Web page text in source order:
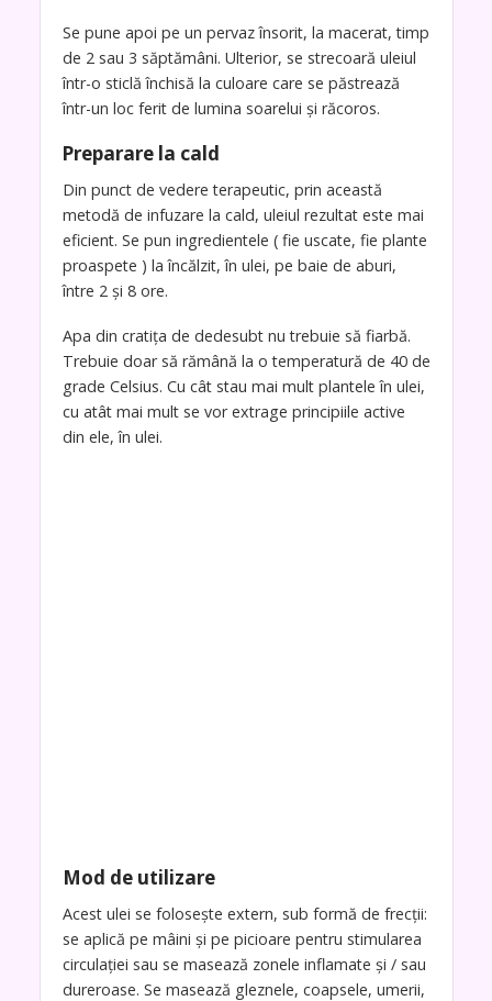
Se pune apoi pe un pervaz însorit, la macerat, timp
de 2 sau 3 săptămâni. Ulterior, se strecoară uleiul
într-o sticlă închisă la culoare care se păstrează
într-un loc ferit de lumina soarelui și răcoros.
Preparare la cald
Din punct de vedere terapeutic, prin această
metodă de infuzare la cald, uleiul rezultat este mai
eficient. Se pun ingredientele ( fie uscate, fie plante
proaspete ) la încălzit, în ulei, pe baie de aburi,
între 2 și 8 ore.
Apa din cratița de dedesubt nu trebuie să fiarbă.
Trebuie doar să rămână la o temperatură de 40 de
grade Celsius. Cu cât stau mai mult plantele în ulei,
cu atât mai mult se vor extrage principiile active
din ele, în ulei.
Mod de utilizare
Acest ulei se folosește extern, sub formă de frecții:
se aplică pe mâini și pe picioare pentru stimularea
circulației sau se masează zonele inflamate și / sau
dureroase. Se masează gleznele, coapsele, umerii,